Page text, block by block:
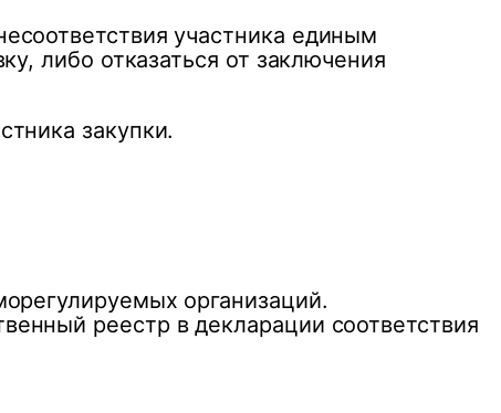
участника единым
либо отказаться от заключения
закупки.
организаций.
реестр в декларации соответствия